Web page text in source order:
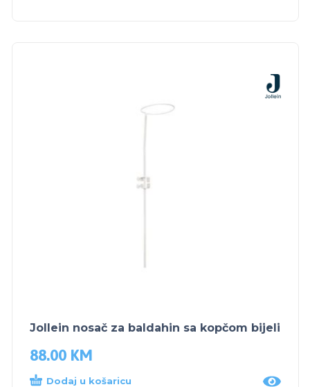
Jollein nosač za baldahin sa kopčom bijeli
88.00 KM
Dodaj u košaricu